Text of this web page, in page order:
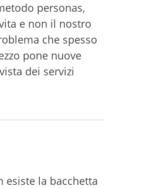
personas,
e non il nostro
che spesso
pone nuove
dei servizi
esiste la bacchetta